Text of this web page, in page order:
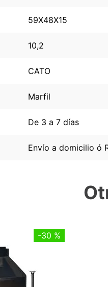
59X48X15
10,2
CATO
Marfil
De 3 a 7 días
Envío a domicilio ó
-30 %